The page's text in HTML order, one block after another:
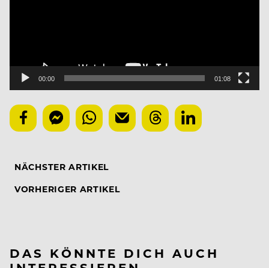
00:00 01:08
NÄCHSTER ARTIKEL
VORHERIGER ARTIKEL
DAS KÖNNTE DICH AUCH